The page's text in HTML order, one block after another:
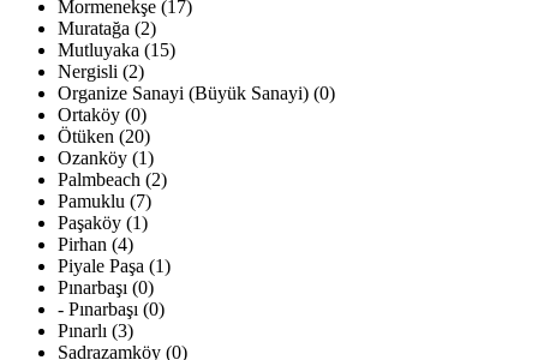
Mormenekşe (17)
Muratağa (2)
Mutluyaka (15)
Nergisli (2)
Organize Sanayi (Büyük Sanayi) (0)
Ortaköy (0)
Ötüken (20)
Ozanköy (1)
Palmbeach (2)
Pamuklu (7)
Paşaköy (1)
Pirhan (4)
Piyale Paşa (1)
Pınarbaşı (0)
- Pınarbaşı (0)
Pınarlı (3)
Sadrazamköy (0)